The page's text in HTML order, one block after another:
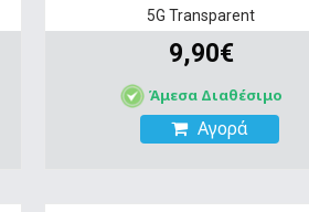
5G Transparent
9,90€
Άμεσα Διαθέσιμο
Αγορά